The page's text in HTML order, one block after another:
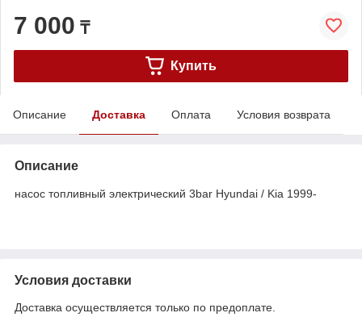
7 000 ₸
Купить
Описание Доставка Оплата Условия возврата
Описание
насос топливный электрический 3bar Hyundai / Kia 1999-
Условия доставки
Доставка осуществляется только по предоплате.